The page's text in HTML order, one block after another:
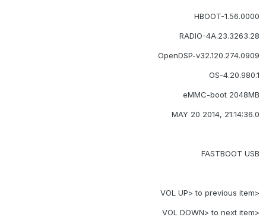
HBOOT-1.56.0000
RADIO-4A.23.3263.28
OpenDSP-v32.120.274.0909
OS-4.20.980.1
eMMC-boot 2048MB
MAY 20 2014, 21:14:36.0
FASTBOOT USB